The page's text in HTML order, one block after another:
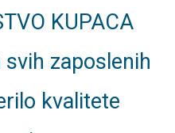
KUPACA
zaposlenih
kvalitete